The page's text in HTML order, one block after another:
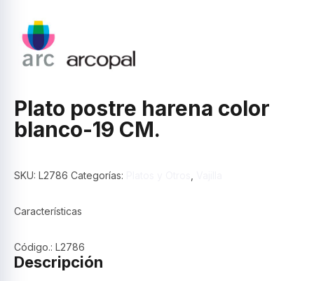
Plato postre harena color
blanco-19 CM.
SKU: L2786 Categorías:
Características
Código.: L2786
Descripción